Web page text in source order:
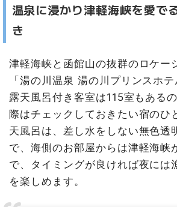
温泉に浸かり津軽海峡を愛で
き
津軽海峡と函館山の抜群のロケー
「湯の川温泉 湯の川プリンスホ
露天風呂付き客室は115室もある
際はチェックしておきたい宿のひ
天風呂は、差し水をしない無色透
で、海側のお部屋からは津軽海峡
で、タイミングが良ければ夜には
を楽しめます。